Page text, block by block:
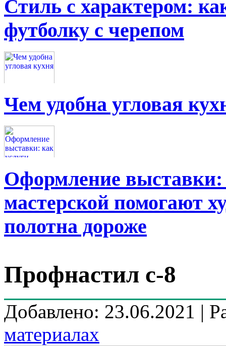
Стиль с характером:
футболку с черепом
Чем удобна угловая
Оформление выставки:
мастерской помогают
полотна дороже
Профнастил с-8
Добавлено: 23.06.2021 |
материалах